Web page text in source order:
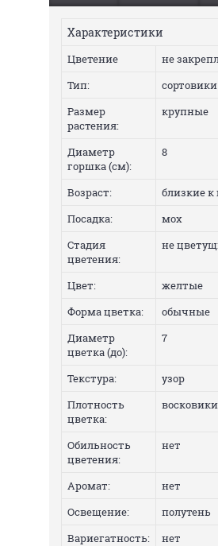
Характеристики
Цветение
не
Тип:
сортовики
Размер
растения:
крупные
Диаметр
горшка (см):
8
Возраст:
близкие
Посадка:
мох
Стадия
цветения:
не
Цвет:
желтые
Форма цветка:
обычные
Диаметр
цветка (до):
7
Текстура:
узор
Плотность
цветка:
восковики
Обильность
цветения:
нет
Аромат:
нет
Освещение:
полутень
Вариегатность:
нет